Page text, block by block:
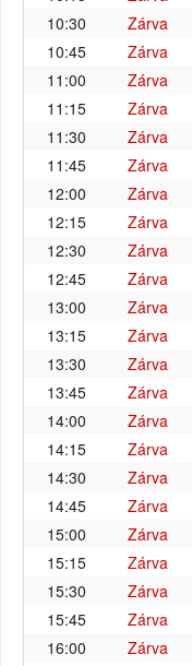
10:30
Zárva
10:45
Zárva
11:00
Zárva
11:15
Zárva
11:30
Zárva
11:45
Zárva
12:00
Zárva
12:15
Zárva
12:30
Zárva
12:45
Zárva
13:00
Zárva
13:15
Zárva
13:30
Zárva
13:45
Zárva
14:00
Zárva
14:15
Zárva
14:30
Zárva
14:45
Zárva
15:00
Zárva
15:15
Zárva
15:30
Zárva
15:45
Zárva
16:00
Zárva